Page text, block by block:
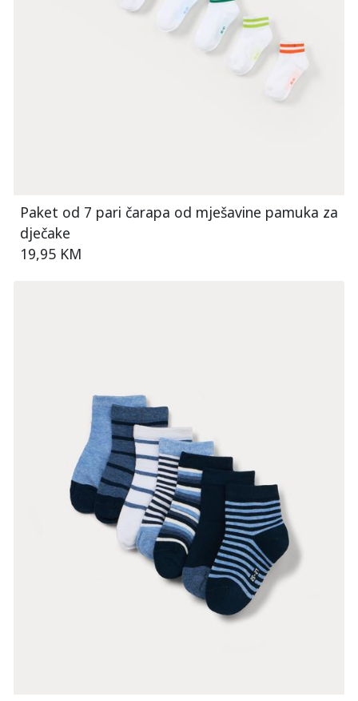
Paket od 7 pari čarapa od mješavine pamuka za
dječake
19,95 KM